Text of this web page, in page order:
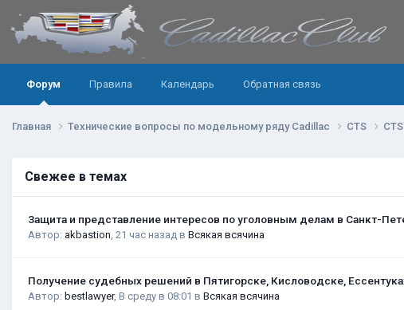
Форум Правила Календарь Обратная связь
Главная Технические вопросы по модельному ряду Cadillac CTS
Свежее в темах
Защита и представление интересов по уголовным делам в Санкт-
Автор: akbastion 21 час назад в Всякая всячина
Получение судебных решений в Пятигорске, Кисловодске,
Автор: bestlawyer, В среду в 08:01 в Всякая всячина